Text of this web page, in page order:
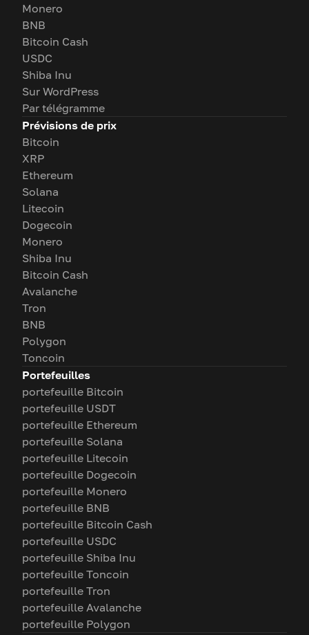
Monero
BNB
Bitcoin Cash
USDC
Shiba Inu
Sur WordPress
Par télégramme
Prévisions de prix
Bitcoin
XRP
Ethereum
Solana
Litecoin
Dogecoin
Monero
Shiba Inu
Bitcoin Cash
Avalanche
Tron
BNB
Polygon
Toncoin
Portefeuilles
portefeuille Bitcoin
portefeuille USDT
portefeuille Ethereum
portefeuille Solana
portefeuille Litecoin
portefeuille Dogecoin
portefeuille Monero
portefeuille BNB
portefeuille Bitcoin Cash
portefeuille USDC
portefeuille Shiba Inu
portefeuille Toncoin
portefeuille Tron
portefeuille Avalanche
portefeuille Polygon